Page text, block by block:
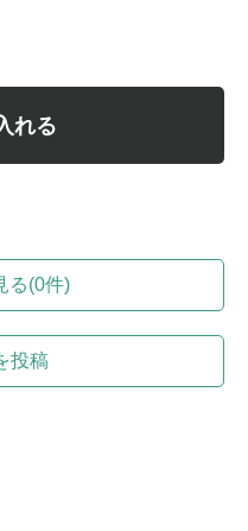
れる
る(0件)
投稿